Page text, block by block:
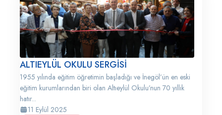
ALTIEYLÜL OKULU SERGİSİ
1955 yılında eğitim öğretimin başladığı ve İnegöl’ün en eski
eğitim kurumlarından biri olan Altıeylül Okulu’nun 70 yıllık
hatır...
11 Eylül 2025